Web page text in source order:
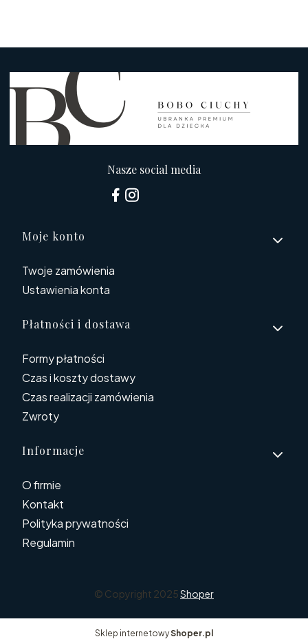
Nasze social media
Linki w stopce
Moje konto
Twoje zamówienia
Ustawienia konta
Płatności i dostawa
Formy płatności
Czas i koszty dostawy
Czas realizacji zamówienia
Zwroty
Informacje
O firmie
Kontakt
Polityka prywatności
Regulamin
© Copyright 2025Shoper
Sklep internetowyShoper.pl